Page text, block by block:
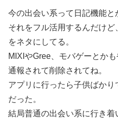
今の出会い系って日記機能と
それをフル活用するんだけ
をネタにしてる。
MIXIやGree、モバゲーとか
通報されて削除されてね。
アプリに行ったら子供ばか
だった。
結局普通の出会い系に行き着